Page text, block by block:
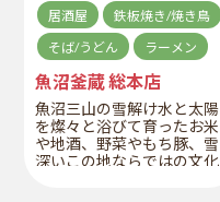
居酒屋
鉄板焼き/焼き鳥
そば/うどん
ラーメン
魚沼釜蔵 総本店
魚沼三山の雪解け水と太陽
を燦々と浴びて育ったお米
や地酒、野菜やもち豚、雪
深いこの地ならではの文化